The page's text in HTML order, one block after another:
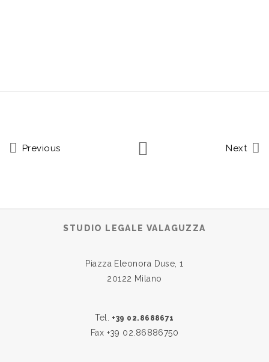
Previous Next
STUDIO LEGALE VALAGUZZA
Piazza Eleonora Duse, 1
20122 Milano
Tel. +39 02.8688671
Fax +39 02.86886750